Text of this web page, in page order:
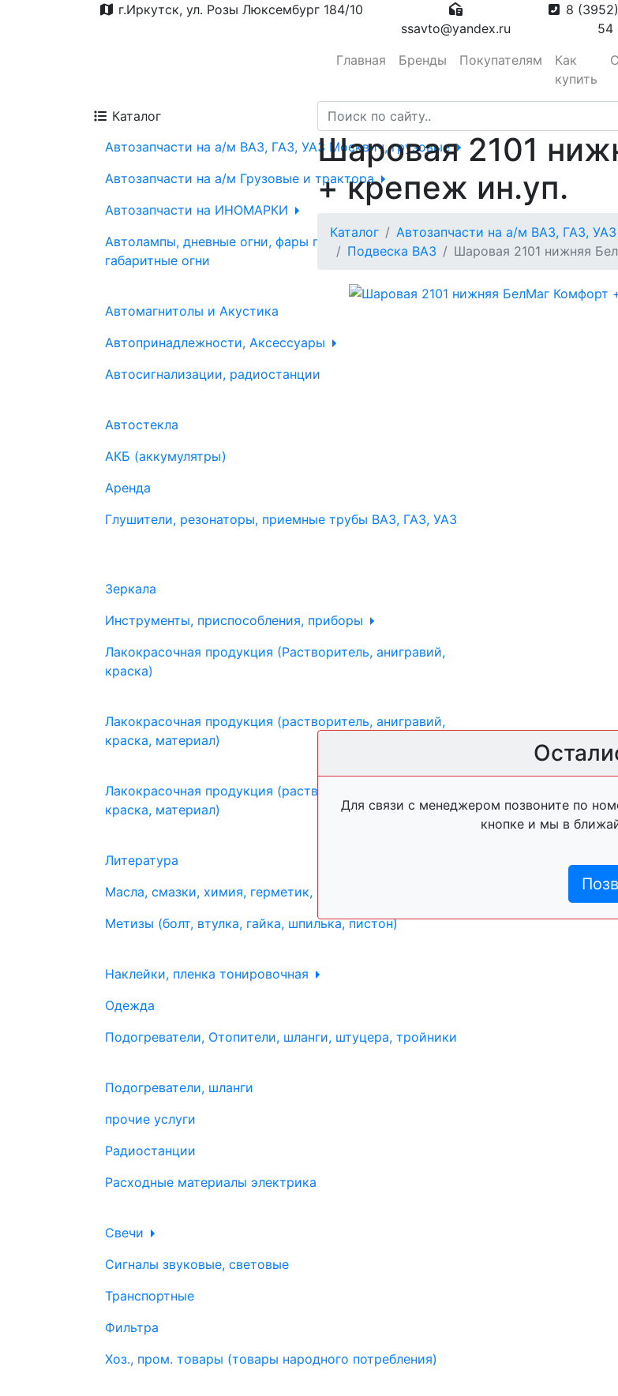
г.Иркутск, ул. Розы Люксембург 184/10
ssavto@yandex.ru
8
54
Главная Бренды Покупателям
Как
купить
Каталог
Автозапчасти на а/м ВАЗ, ГАЗ, УАЗ Москвич, грузовые
Автозапчасти на а/м Грузовые и трактора
Автозапчасти на ИНОМАРКИ
Автолампы, дневные огни, фары противотуманные,
габаритные огни
Автомагнитолы и Акустика
Автопринадлежности, Аксессуары
Автосигнализации, радиостанции
Автостекла
АКБ (аккумулятры)
Аренда
Глушители, резонаторы, приемные трубы ВАЗ, ГАЗ, УАЗ
Зеркала
Инструменты, приспособления, приборы
Лакокрасочная продукция (Растворитель, анигравий,
краска)
Лакокрасочная продукция (растворитель, анигравий,
краска, материал)
Лакокрасочная продукция (растворитель, антигравий,
краска, материал)
Литература
Масла, смазки, химия, герметик, тосолы
Метизы (болт, втулка, гайка, шпилька, пистон)
Наклейки, пленка тонировочная
Одежда
Подогреватели, Отопители, шланги, штуцера, тройники
Подогреватели, шланги
прочие услуги
Радиостанции
Расходные материалы электрика
Свечи
Сигналы звуковые, световые
Транспортные
Фильтра
Хоз., пром. товары (товары народного потребления)
Шаровая 2101
+ крепеж ин.уп.
Каталог Автозапчасти на а/м ВАЗ, ГАЗ,
Подвеска ВАЗ
Шаровая 2101 нижняя
Для связи с менеджером позвоните по
кнопке и мы в